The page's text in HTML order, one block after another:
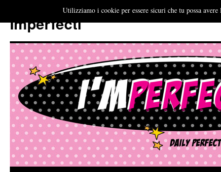
Imperfecti
Utilizziamo i cookie per essere sicuri che tu possa